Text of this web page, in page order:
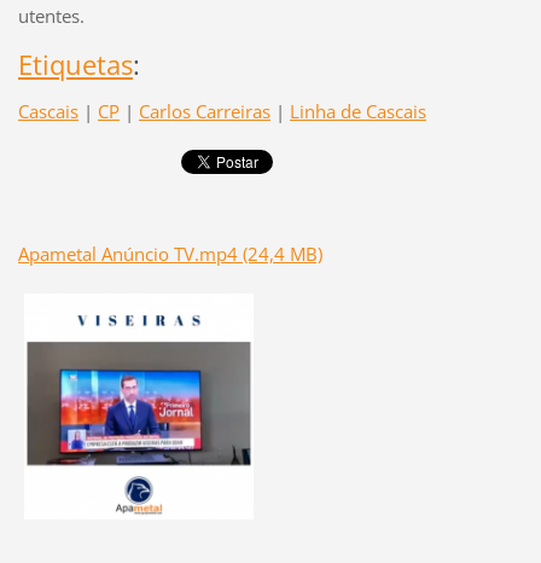
utentes.
Etiquetas:
Cascais | CP | Carlos Carreiras | Linha de Cascais
Apametal Anúncio TV.mp4 (24,4 MB)